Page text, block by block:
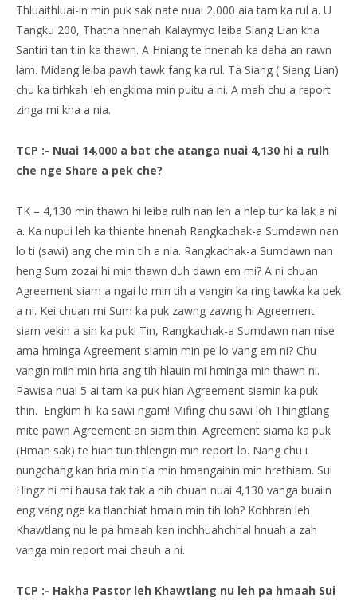
Thluaithluai-in min puk sak nate nuai 2,000 aia tam ka rul a. U
Tangku 200, Thatha hnenah Kalaymyo leiba Siang Lian kha
Santiri tan tiin ka thawn. A Hniang te hnenah ka daha an rawn
lam. Midang leiba pawh tawk fang ka rul. Ta Siang ( Siang Lian)
chu ka tirhkah leh engkima min puitu a ni. A mah chu a report
zinga mi kha a nia.
TCP :- Nuai 14,000 a bat che atanga nuai 4,130 hi a rulh
che nge Share a pek che?
TK – 4,130 min thawn hi leiba rulh nan leh a hlep tur ka lak a ni
a. Ka nupui leh ka thiante hnenah Rangkachak-a Sumdawn nan
lo ti (sawi) ang che min tih a nia. Rangkachak-a Sumdawn nan
heng Sum zozai hi min thawn duh dawn em mi? A ni chuan
Agreement siam a ngai lo min tih a vangin ka ring tawka ka pek
a ni. Kei chuan mi Sum ka puk zawng zawng hi Agreement
siam vekin a sin ka puk! Tin, Rangkachak-a Sumdawn nan nise
ama hminga Agreement siamin min pe lo vang em ni? Chu
vangin miin min hria ang tih hlauin mi hminga min thawn ni.
Pawisa nuai 5 ai tam ka puk hian Agreement siamin ka puk
thin. Engkim hi ka sawi ngam! Mifing chu sawi loh Thingtlang
mite pawn Agreement an siam thin. Agreement siama ka puk
(Hman sak) te hian tun thlengin min report lo. Nang chu i
nungchang kan hria min tia min hmangaihin min hrethiam. Sui
Hingz hi mi hausa tak tak a nih chuan nuai 4,130 vanga buaiin
eng vang nge ka tlanchiat hmain min tih loh? Kohhran leh
Khawtlang nu le pa hmaah kan inchhuahchhal hnuah a zah
vanga min report mai chauh a ni.
TCP :- Hakha Pastor leh Khawtlang nu leh pa hmaah Sui